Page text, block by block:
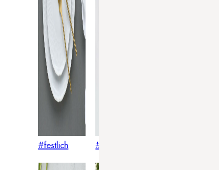
#festlich #traditionell